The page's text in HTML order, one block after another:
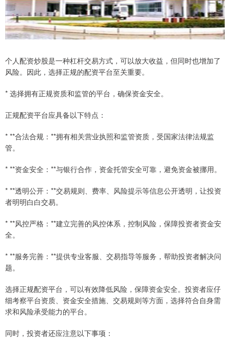
个人配资炒股是一种杠杆交易方式，可以放大收益，但同时也增加了
风险。因此，选择正规的配资平台至关重要。
* 选择拥有正规资质和监管的平台，确保资金安全。
正规配资平台应具备以下特点：
* **合法合规：**拥有相关营业执照和监管资质，受国家法律法规监
管。
* **资金安全：**与银行合作，资金托管安全可靠，避免资金被挪用。
* **透明公开：**交易规则、费率、风险提示等信息公开透明，让投资
者明明白白交易。
* **风控严格：**建立完善的风控体系，控制风险，保障投资者资金安
全。
* **服务完善：**提供专业客服、交易指导等服务，帮助投资者解决问
题。
选择正规配资平台，可以有效降低风险，保障资金安全。投资者应仔
细考察平台资质、资金安全措施、交易规则等方面，选择符合自身需
求和风险承受能力的平台。
同时，投资者还应注意以下事项：